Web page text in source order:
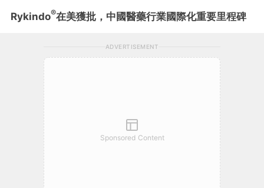
Rykindo®在美獲批，中國醫藥行業國際化重要里程碑
ADVERTISEMENT
Sponsored Content